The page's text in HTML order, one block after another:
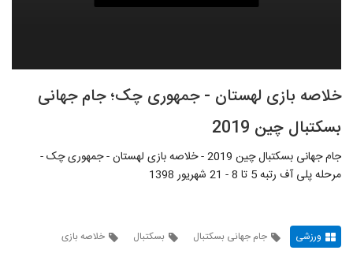
خلاصه بازی لهستان - جمهوری چک؛ جام جهانی
بسکتبال چین 2019
جام جهانی بسکتبال چین 2019 - خلاصه بازی لهستان - جمهوری چک -
مرحله پلی آف رتبه 5 تا 8 - 21 شهریور 1398
ورزشی جام جهانی بسکتبال بسکتبال
خلاصه بازی